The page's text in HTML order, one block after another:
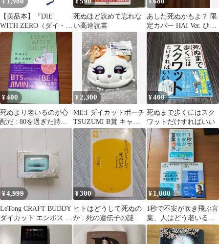
¥
【美品本】『DIE
WITH ZERO（ダイ・ウ
ィズ・ゼロ)』 ゼロで
死ね。
¥
死ぬほど読めて忘れな
い高速読書
¥
あした死ぬかもよ？ 限
定カバー HAI Ver. ひす
いこたろう
¥400
死ぬより老いるのが心
配だ : 80を過ぎた詩人
のエッセイ
¥ 2,300
ME:I ダイカットポーチ
TSUZUMI B賞 キャラ
クターグッズ 海老原
鼓
¥400
死ぬまで歩くにはスク
ワットだけすればいい
¥4,999
LeTong CRAFT BUDDY
ダイカット エンボス マ
シン
¥300
ヒトはどうして死ぬの
か : 死の遺伝子の謎
¥ 1,000
1秒で不安が吹き飛ぶ言
葉、人はどう老いるの
か・どう死ぬのか、生
きるヒントの全3冊